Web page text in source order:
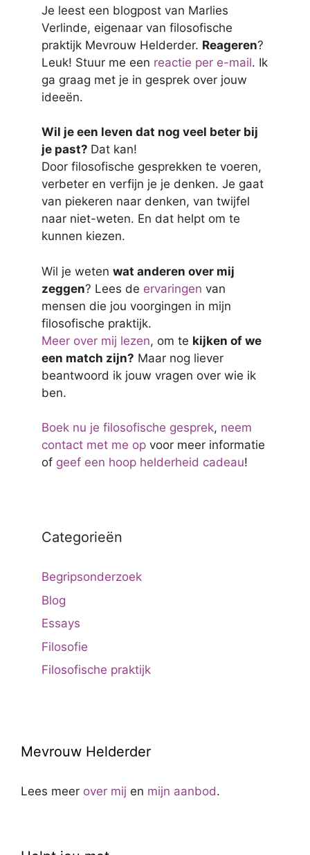
Je leest een blogpost van Marlies
Verlinde, eigenaar van filosofische
praktijk Mevrouw Helderder. Reageren?
Leuk! Stuur me een reactie per e-mail. Ik
ga graag met je in gesprek over jouw
ideeën.
Wil je een leven dat nog veel beter bij
je past? Dat kan!
Door filosofische gesprekken te voeren,
verbeter en verfijn je je denken. Je gaat
van piekeren naar denken, van twijfel
naar niet-weten. En dat helpt om te
kunnen kiezen.
Wil je weten wat anderen over mij
zeggen? Lees de ervaringen van
mensen die jou voorgingen in mijn
filosofische praktijk.
Meer over mij lezen, om te kijken of we
een match zijn? Maar nog liever
beantwoord ik jouw vragen over wie ik
ben.
Boek nu je filosofische gesprek, neem
contact met me op voor meer informatie
of geef een hoop helderheid cadeau!
Categorieën
Begripsonderzoek
Blog
Essays
Filosofie
Filosofische praktijk
Mevrouw Helderder
Lees meer over mij en mijn aanbod.